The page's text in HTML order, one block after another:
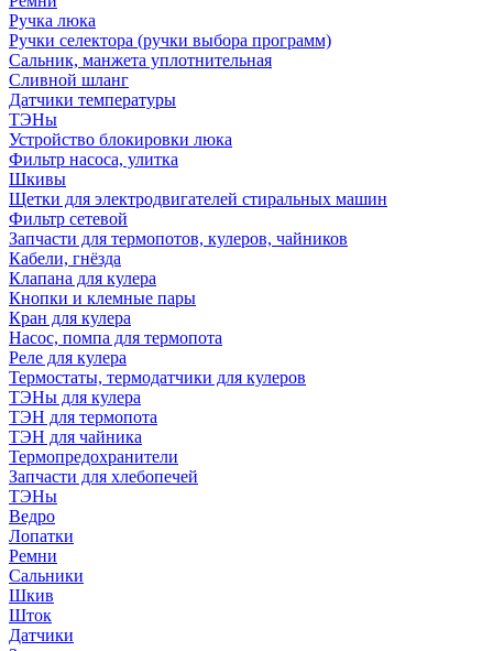
Ручка люка
Ручки селектора (ручки выбора программ)
Сальник, манжета уплотнительная
Сливной шланг
Датчики температуры
ТЭНы
Устройство блокировки люка
Фильтр насоса, улитка
Шкивы
Щетки для электродвигателей стиральных машин
Фильтр сетевой
Запчасти для термопотов, кулеров, чайников
Кабели, гнёзда
Клапана для кулера
Кнопки и клемные пары
Кран для кулера
Насос, помпа для термопота
Реле для кулера
Термостаты, термодатчики для кулеров
ТЭНы для кулера
ТЭН для термопота
ТЭН для чайника
Термопредохранители
Запчасти для хлебопечей
ТЭНы
Ведро
Лопатки
Ремни
Сальники
Шкив
Шток
Датчики